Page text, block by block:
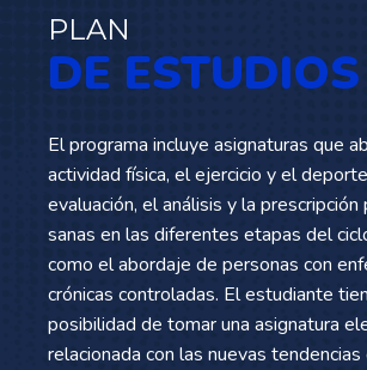
PLAN
DE ESTUDIOS
El programa incluye asignaturas que
actividad física, el ejercicio y el
evaluación, el análisis y la prescripción
sanas en las diferentes etapas del
como el abordaje de personas con
crónicas controladas. El estudiante
posibilidad de tomar una asignatura
relacionada con las nuevas tendencias